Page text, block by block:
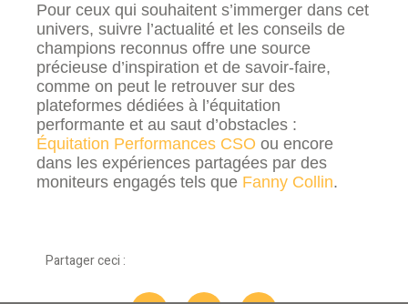
Pour ceux qui souhaitent s’immerger dans cet
univers, suivre l’actualité et les conseils de
champions reconnus offre une source
précieuse d’inspiration et de savoir-faire,
comme on peut le retrouver sur des
plateformes dédiées à l’équitation
performante et au saut d’obstacles :
Équitation Performances CSO ou encore
dans les expériences partagées par des
moniteurs engagés tels que Fanny Collin.
Partager ceci :